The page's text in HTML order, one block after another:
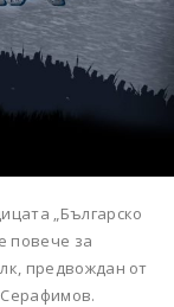
„Българско
повече за
предвождан от